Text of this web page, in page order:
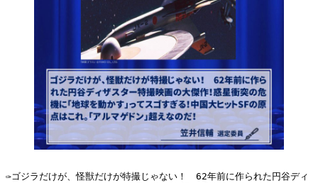
✑ゴジラだけが、怪獣だけが特撮じゃない！　62年前に作られた円谷ディ